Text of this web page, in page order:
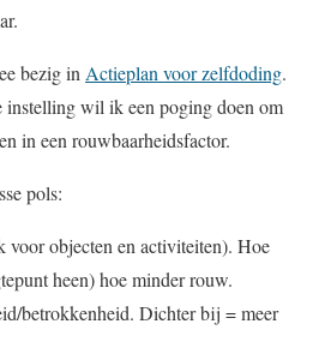
bezig in Actieplan voor zelfdoding.
wil ik een poging doen om
in een rouwbaarheidsfactor.
pols:
voor objecten en activiteiten). Hoe
heen) hoe minder rouw.
betrokkenheid. Dichter bij = meer